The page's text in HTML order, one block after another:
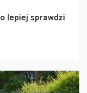
lepiej sprawdzi